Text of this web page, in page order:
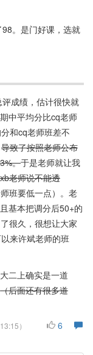
。是门好课，选就
成绩，估计很快就
中平均分比cq老师
和cq老师班差不
导致了按照老师公布
。于是老师就让我
老师说不能透
班要低一点）。老
基本把调分后50+的
很久，很想让大家
来许斌老师的班
二上确实是一道
（后面还有很多道
）
6